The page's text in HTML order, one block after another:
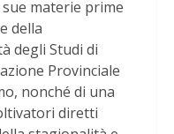
materie prime
della
degli Studi di
Provinciale
nonché di una
diretti